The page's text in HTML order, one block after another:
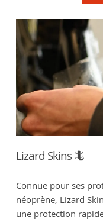
Lizard Skins 🦎
Connue pour ses
néoprène, Lizard
une protection